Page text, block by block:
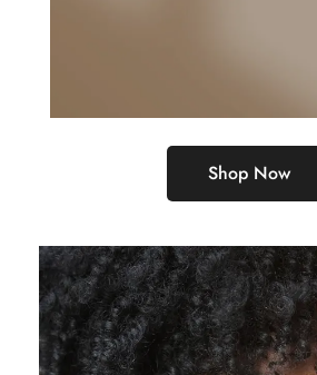
Shop Now